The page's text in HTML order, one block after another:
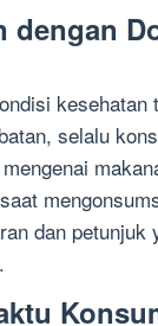
dengan
kesehatan
selalu
dan petunjuk